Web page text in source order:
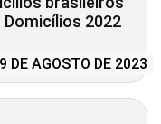
Domicílios 2022
DE AGOSTO DE 2023